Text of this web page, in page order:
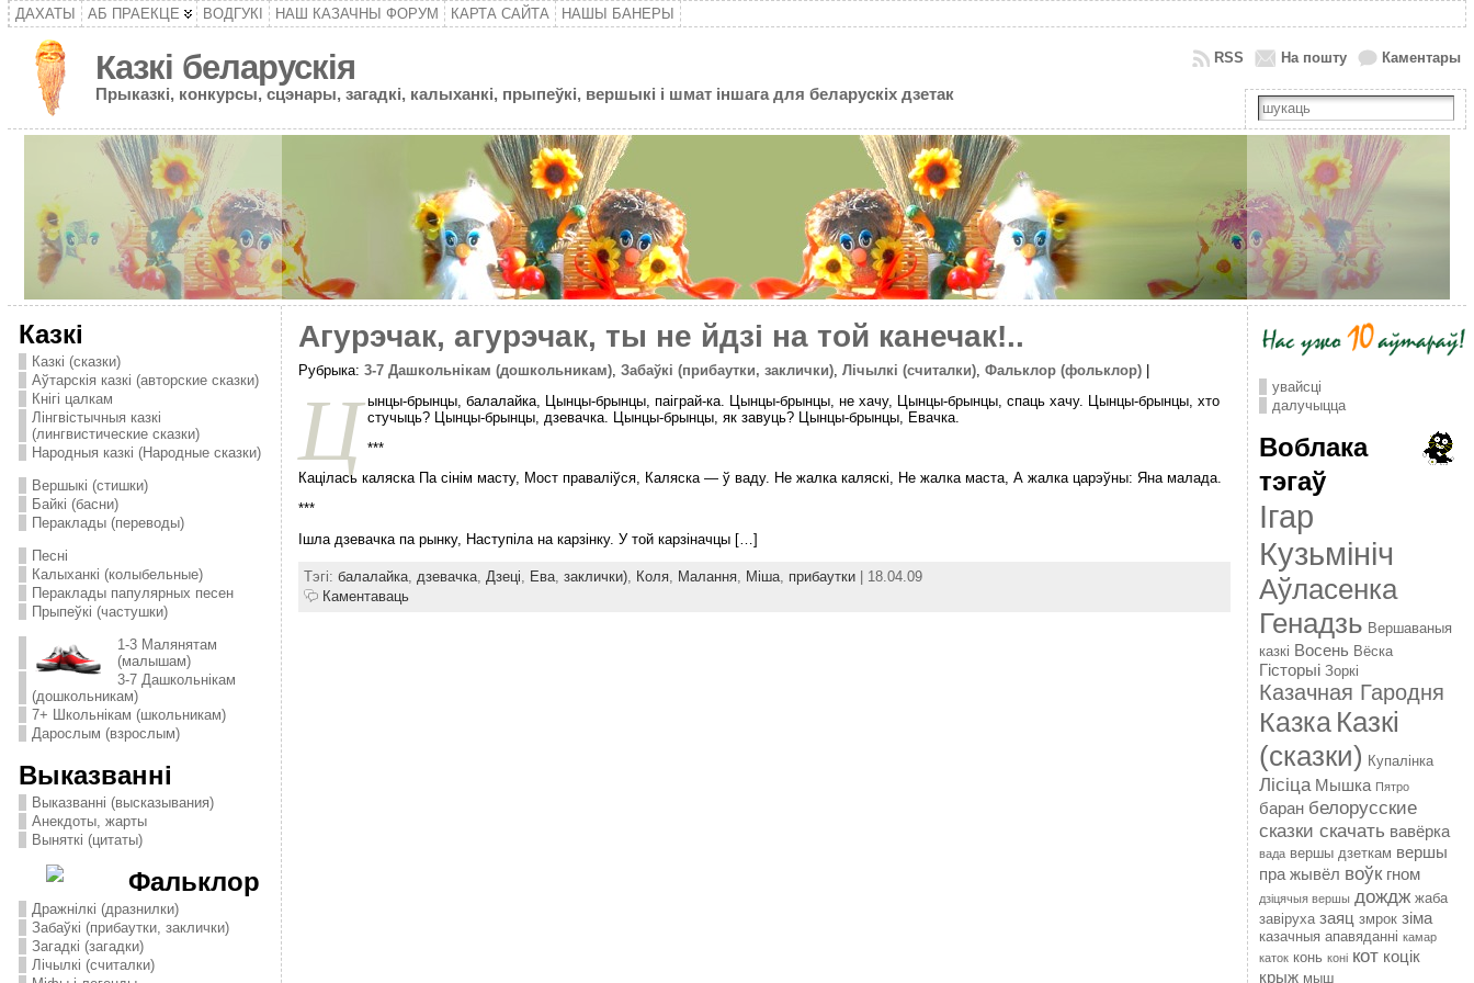
ДАХАТЫ АБ ПРАЕКЦЕ ВОДГУКІ НАШ КАЗАЧНЫ ФОРУМ КАРТА САЙТА НАШЫ БАНЕРЫ
Казкі беларускія
Прыказкі, конкурсы, сцэнары, загадкі, калыханкі, прыпеўкі, вершыкі і шмат іншага для беларускіх дзетак
Каментары
На пошту
RSS
Казкі
Казкі (сказки)
Аўтарскія казкі (авторские сказки)
Кнігі цалкам
Лінгвістычныя казкі
(лингвистические сказки)
Народныя казкі (Народные сказки)
Вершыкі (стишки)
Байкі (басни)
Пераклады (переводы)
Песні
Калыханкі (колыбельные)
Пераклады папулярных песен
Прыпеўкі (частушки)
1-3 Малянятам
(малышам)
3-7 Дашкольнікам
(дошкольникам)
7+ Школьнікам (школьникам)
Дарослым (взрослым)
Выказванні
Выказванні (высказывания)
Анекдоты, жарты
Выняткі (цитаты)
Фальклор
Дражнілкі (дразнилки)
Забаўкі (прибаутки, заклички)
Загадкі (загадки)
Лічылкі (считалки)
Агурэчак, агурэчак, ты не йдзі на той канечак!..
Рубрыка: 3-7 Дашкольнікам (дошкольникам), Забаўкі (прибаутки, заклички), Лічылкі (считалки), Фальклор (фольклор)|
Ц ынцы-брынцы, балалайка, Цынцы-брынцы, паіграй-ка. Цынцы-брынцы, не хачу, Цынцы-брынцы, спаць хачу. Цынцы-брынцы, хто
стучыць? Цынцы-брынцы, дзевачка. Цынцы-брынцы, як завуць? Цынцы-брынцы, Евачка.
***
Кацілась каляска Па сінім масту, Мост праваліўся, Каляска — ў ваду. Не жалка каляскі, Не жалка маста, А жалка царэўны: Яна малада.
***
Ішла дзевачка па рынку, Наступіла на карзінку. У той карзіначцы […]
Тэгі: балалайка, дзевачка, Дзеці Ева, заклички), Коля, Малання, Міша, прибаутки| 18.04.09
Каментаваць
увайсці
далучыцца
Воблака
тэгаў
Ігар
Кузьмініч
Аўласенка
Генадзь Вершаваныя
казкі Восень Вёска
Гісторыі Зоркі
Казачная Гародня
Казка Казкі
(сказки) Купалінка
Лісіца Мышка Пятро
баран белорусские
сказки скачать вавёрка
вада вершы дзеткам вершы
пра жывёл воўк гном
дзіцячыя вершы дождж жаба
завіруха заяц змрок зіма
казачныя апавяданні камар
каток конь коні кот коцік
крыж мыш